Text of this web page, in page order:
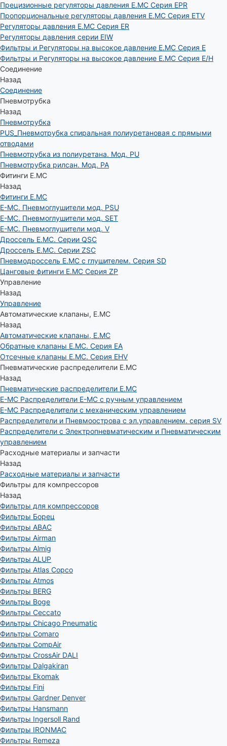
Прецизионные регуляторы давления E.MC Серия EPR
Пропорциональные регуляторы давления E.MC Серия ETV
Регуляторы давления E.MC Серия ER
Регуляторы давления серии EIW
Фильтры и Регуляторы на высокое давление E.MC Серия E
Фильтры и Регуляторы на высокое давление E.MC Серия E/H
Соединение
Назад
Соединение
Пневмотрубка
Назад
Пневмотрубка
PUS_Пневмотрубка спиральная полиуретановая с прямыми
отводами
Пневмотрубка из полиуретана. Мод. РU
Пневмотрубка рилсан. Мод. PA
Фитинги E.MC
Назад
Фитинги E.MC
E-MC. Пневмоглушители мод. PSU
E-MC. Пневмоглушители мод. SET
E-MC. Пневмоглушители мод. V
Дроссель E.MC. Серии QSC
Дроссель E.MC. Серии ZSC
Пневмодроссель E.MC с глушителем. Серия SD
Цанговые фитинги E.MC Серия ZP
Управление
Назад
Управление
Автоматические клапаны, Е.МС
Назад
Автоматические клапаны, Е.МС
Обратные клапаны E.MC. Серия EA
Отсечные клапаны E.MC. Серия EHV
Пневматические распределители E.MC
Назад
Пневматические распределители E.MC
E-MC Распределители E-MC с ручным управлением
E-MC Распределители с механическим управлением
Распределители и Пневмоострова с эл.управлением. серия SV
Распределители с Электропневматическим и Пневматическим
управлением
Расходные материалы и запчасти
Назад
Расходные материалы и запчасти
Фильтры для компрессоров
Назад
Фильтры для компрессоров
Фильтры Борец
Фильтры ABAC
Фильтры Airman
Фильтры Almig
Фильтры ALUP
Фильтры Atlas Copco
Фильтры Atmos
Фильтры BERG
Фильтры Boge
Фильтры Ceccato
Фильтры Chicago Pneumatic
Фильтры Comaro
Фильтры CompAir
Фильтры CrossAir DALI
Фильтры Dalgakiran
Фильтры Ekomak
Фильтры Fini
Фильтры Gardner Denver
Фильтры Hansmann
Фильтры Ingersoll Rand
Фильтры IRONMAC
Фильтры Remeza